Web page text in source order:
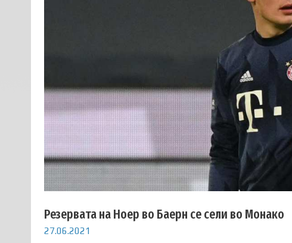
Резервата на Ноер во Баерн се сели во Монако
27.06.2021